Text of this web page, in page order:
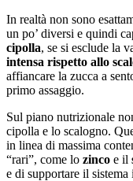
In realtà non sono
un po’ diversi e quindi
cipolla, se si esclude la
intensa rispetto allo
affiancare la zucca a
primo assaggio.
Sul piano nutrizionale
cipolla e lo scalogno.
in linea di massima
“rari”, come lo zinco e il
e di supportare il